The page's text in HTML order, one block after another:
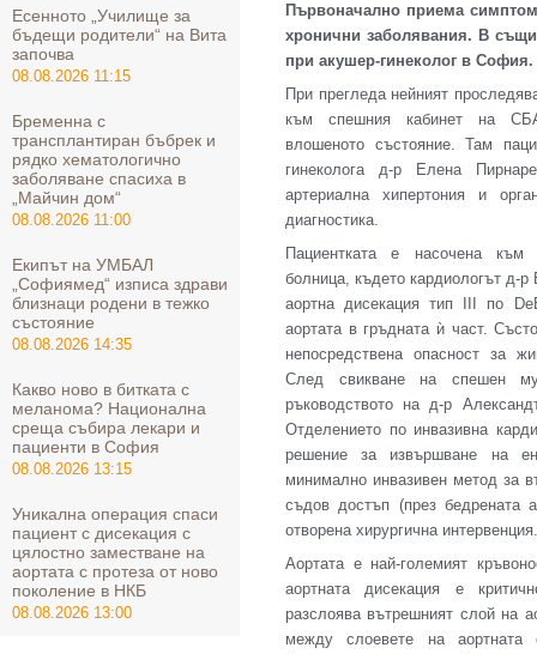
Първоначално приема
хронични заболявания. В
при акушер-гинеколог в София.
При прегледа нейният
към спешния кабинет на
влошеното състояние. Там
гинеколога д-р Елена
артериална хипертония и
диагностика.
Пациентката е насочена към
болница, където кардиологът д-р
аортна дисекация тип III по
аортата в гръдната ѝ част.
непосредствена опасност за
След свикване на спешен
ръководството на д-р
Отделението по инвазивна
решение за извършване на
минимално инвазивен метод за
съдов достъп (през бедрената
отворена хирургична интервенция.
Аортата е най-големият
аортната дисекация е
разслоява вътрешният слой на
между слоевете на аортната
Eсенното „Училище за
бъдещи родители“ на Вита
започва
08.08.2026 11:15
Бременна с
трансплантиран бъбрек и
рядко хематологично
заболяване спасиха в
„Майчин дом“
08.08.2026 11:00
Екипът на УМБАЛ
„Софиямед“ изписа здрави
близнаци родени в тежко
състояние
08.08.2026 14:35
Какво ново в битката с
меланома? Национална
среща събира лекари и
пациенти в София
08.08.2026 13:15
Уникална операция спаси
пациент с дисекация с
цялостно заместване на
аортата с протеза от ново
поколение в НКБ
08.08.2026 13:00